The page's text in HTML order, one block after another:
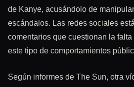
de Kanye, acusándolo de
escándalos. Las redes sociales
comentarios que cuestionan la
este tipo de comportamientos
Según informes de The Sun, otra